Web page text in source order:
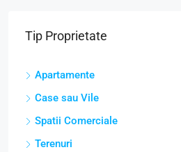
Tip Proprietate
Apartamente
Case sau Vile
Spatii Comerciale
Terenuri